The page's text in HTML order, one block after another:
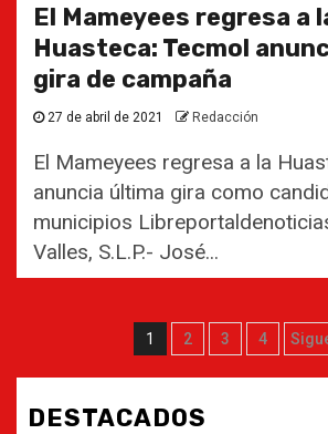
El Mameyees regresa a
Huasteca: Tecmol
gira de campaña
27 de abril de 2021 Redacción
El Mameyees regresa a la
anuncia última gira como
municipios
Valles, S.L.P.- José...
Paginación
de
entradas
1 2 3 4
DESTACADOS